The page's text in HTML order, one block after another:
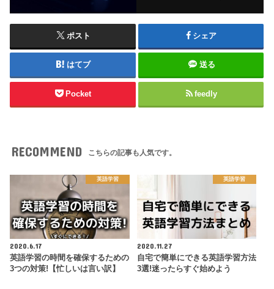
ポスト シェア
はてブ 送る
Pocket feedly
RECOMMEND こちらの記事も人気です。
英語学習
2020.6.17
英語学習の時間を確保するための
3つの対策!【忙しいは言い訳】
英語学習
2020.11.27
自宅で簡単にできる英語学習方法
3選!迷ったらすぐ始めよう